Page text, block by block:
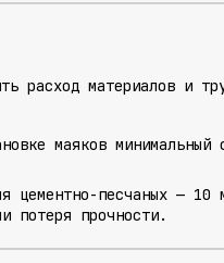
расход материалов и
маяков минимальный
цементно-песчаных — 10
потеря прочности.